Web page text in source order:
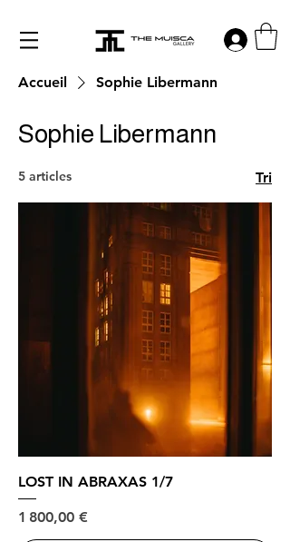
Log in
Accueil Sophie Libermann
Sophie Libermann
5 articles Tri
LOST IN ABRAXAS 1/7
Prix
1 800,00 €